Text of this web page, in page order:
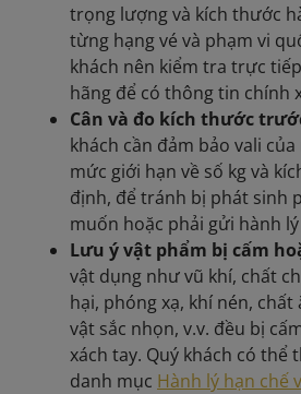
trọng lượng và kích thước
từng hạng vé và phạm vi
khách nên kiểm tra trực
hãng để có thông tin chính
Cân và đo kích thước
khách cần đảm bảo vali
mức giới hạn về số kg và
định, để tránh bị phát sinh
muốn hoặc phải gửi hành
Lưu ý vật phẩm bị cấm
vật dụng như vũ khí, chất
hại, phóng xạ, khí nén, chất
vật sắc nhọn, v.v. đều bị
xách tay. Quý khách có thể
danh mục Hành lý hạn chế